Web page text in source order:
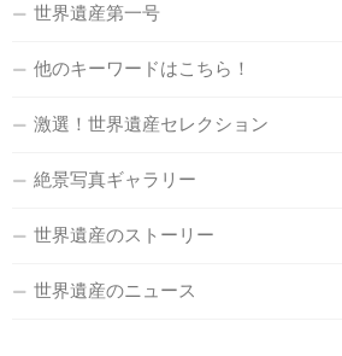
世界遺産第一号
他のキーワードはこちら！
激選！世界遺産セレクション
絶景写真ギャラリー
世界遺産のストーリー
世界遺産のニュース